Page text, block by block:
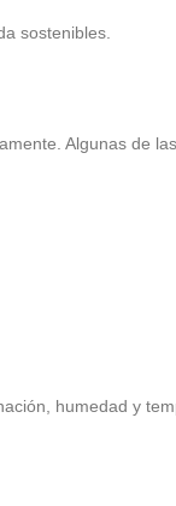
sostenibles.
Algunas de
humedad y